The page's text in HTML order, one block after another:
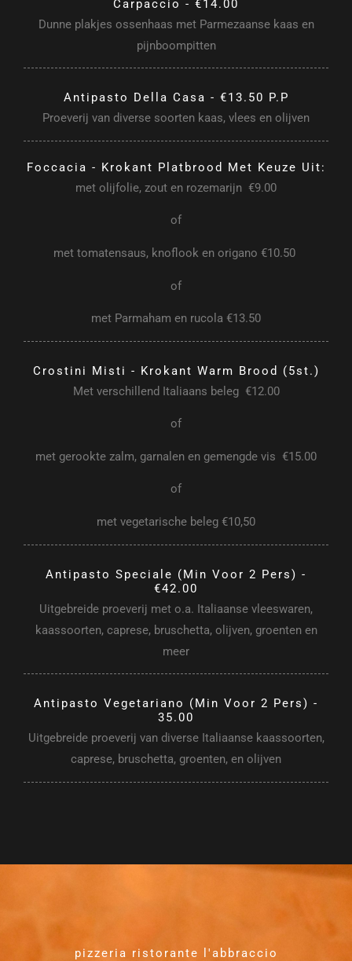
Carpaccio - €14.00
Dunne plakjes ossenhaas met Parmezaanse kaas en
pijnboompitten
Antipasto Della Casa - €13.50 P.p
Proeverij van diverse soorten kaas, vlees en olijven
Foccacia - Krokant Platbrood Met Keuze Uit:
met olijfolie, zout en rozemarijn €9.00
of
met tomatensaus, knoflook en origano €10.50
of
met Parmaham en rucola €13.50
Crostini Misti - Krokant Warm Brood (5st.)
Met verschillend Italiaans beleg €12.00
of
met gerookte zalm, garnalen en gemengde vis €15.00
of
met vegetarische beleg €10,50
Antipasto Speciale (min Voor 2 Pers) -
€42.00
Uitgebreide proeverij met o.a. Italiaanse vleeswaren,
kaassoorten, caprese, bruschetta, olijven, groenten en
meer
Antipasto Vegetariano (min Voor 2 Pers) -
35.00
Uitgebreide proeverij van diverse Italiaanse kaassoorten,
caprese, bruschetta, groenten, en olijven
pizzeria ristorante l'abbraccio